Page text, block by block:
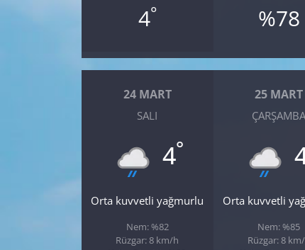
4° %78
24 MART
SALI
4°
Orta kuvvetli yağmurlu
Nem: %82
Rüzgar: 8 km/h
25 MART
ÇARŞAMBA
Orta kuvvetli
Nem: %85
Rüzgar: 8